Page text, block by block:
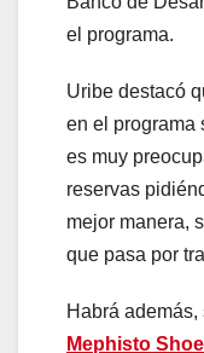
el programa.
Uribe destacó
en el programa
es muy
reservas
mejor manera,
que pasa por
Habrá
Mephisto